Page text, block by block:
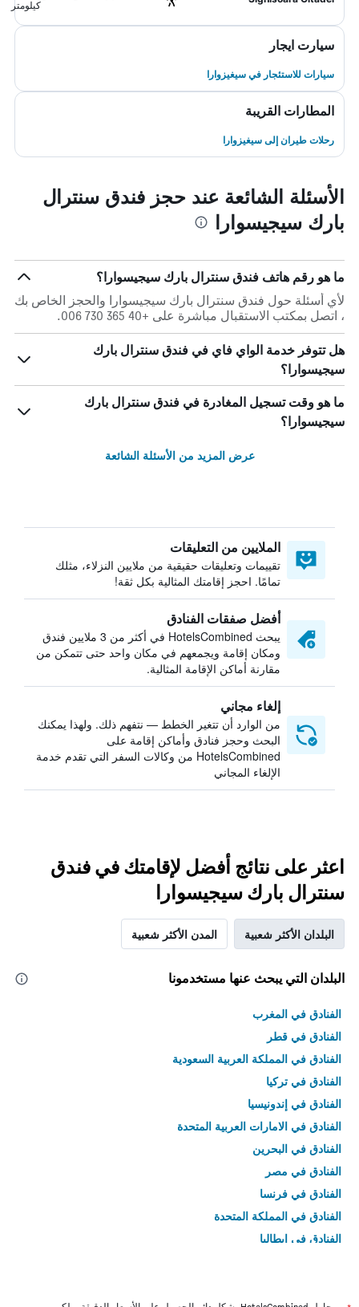
كيلومتر
سيارت ايجار
سيارات للاستئجار في سيغيزوارا
المطارات القريبة
رحلات طيران إلى سيغيزوارا
الأسئلة الشائعة عند حجز فندق سنترال
بارك سيجيسوارا
ما هو رقم هاتف فندق سنترال بارك سيجيسوارا؟
لأي أسئلة حول فندق سنترال بارك سيجيسوارا والحجز الخاص بك
، اتصل بمكتب الاستقبال مباشرة على +40 365 730 006.
هل تتوفر خدمة الواي فاي في فندق سنترال بارك
سيجيسوارا؟
ما هو وقت تسجيل المغادرة في فندق سنترال بارك
سيجيسوارا؟
عرض المزيد من الأسئلة الشائعة
الملايين من التعليقات
تقييمات وتعليقات حقيقية من ملايين النزلاء، مثلك
تمامًا. احجز إقامتك المثالية بكل ثقة!
أفضل صفقات الفنادق
يبحث HotelsCombined في أكثر من 3 ملايين فندق
ومكان إقامة ويجمعهم في مكان واحد حتى تتمكن من
مقارنة أماكن الإقامة المثالية.
إلغاء مجاني
من الوارد أن تتغير الخطط — نتفهم ذلك. ولهذا يمكنك
البحث وحجز فنادق وأماكن إقامة على
HotelsCombined من وكالات السفر التي تقدم خدمة
الإلغاء المجاني
اعثر على نتائج أفضل لإقامتك في فندق
سنترال بارك سيجيسوارا
البلدان الأكثر شعبية المدن الأكثر شعبية
البلدان التي يبحث عنها مستخدمونا
الفنادق في المغرب
الفنادق في قطر
الفنادق في المملكة العربية السعودية
الفنادق في تركيا
الفنادق في إندونيسيا
الفنادق في الامارات العربية المتحدة
الفنادق في البحرين
الفنادق في مصر
الفنادق في فرنسا
الفنادق في المملكة المتحدة
الفنادق في إيطاليا